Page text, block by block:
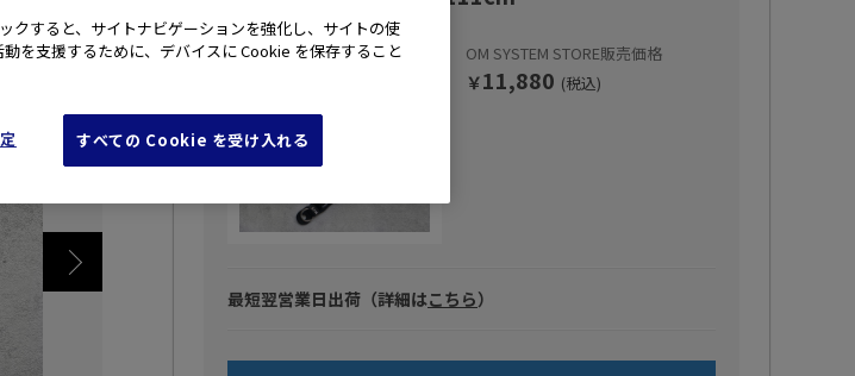
OM SYSTEM STORE販売価格
￥11,880 (税込)
最短翌営業日出荷（詳細はこちら）
クすると、サイトナビゲーションを強化し、サイトの使
を支援するために、デバイスに Cookie を保存すること
すべての Cookie を受け入れる